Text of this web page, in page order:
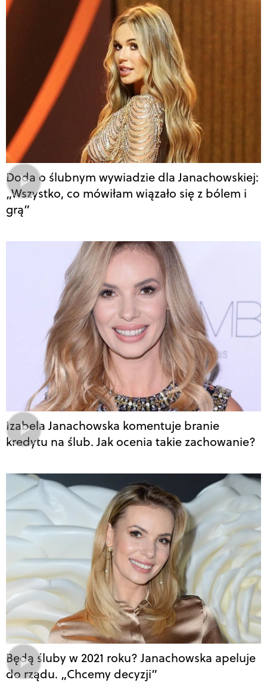
Doda o ślubnym wywiadzie dla Janachowskiej:
„Wszystko, co mówiłam wiązało się z bólem i
grą”
Izabela Janachowska komentuje branie
kredytu na ślub. Jak ocenia takie zachowanie?
Będą śluby w 2021 roku? Janachowska apeluje
do rządu. „Chcemy decyzji”